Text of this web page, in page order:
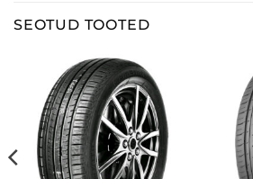
SEOTUD TOOTED